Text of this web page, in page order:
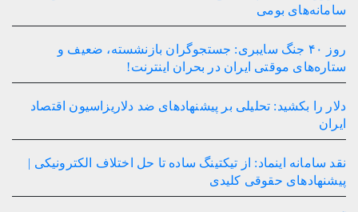
سامانه‌های بومی
روز ۴۰ جنگ سایبری: جستجوگران بازنشسته، ضعیف و
ستاره‌های موقتی ایران در بحران اینترنت!
دلار را بکشید: تحلیلی بر پیشنهادهای ضد دلاریزاسیون اقتصاد
ایران
نقد سامانه اینماد: از تیکتینگ ساده تا حل اختلاف الکترونیکی |
پیشنهادهای حقوقی کلیدی